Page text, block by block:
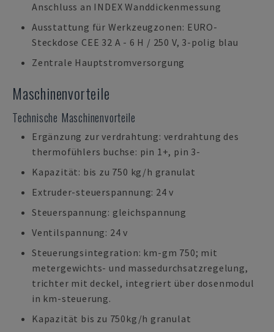
Anschluss an INDEX Wanddickenmessung
Ausstattung für Werkzeugzonen: EURO-
Steckdose CEE 32 A - 6 H / 250 V, 3-polig blau
Zentrale Hauptstromversorgung
Maschinenvorteile
Technische Maschinenvorteile
Ergänzung zur verdrahtung: verdrahtung des
thermofühlers buchse: pin 1+, pin 3-
Kapazität: bis zu 750 kg/h granulat
Extruder-steuerspannung: 24 v
Steuerspannung: gleichspannung
Ventilspannung: 24 v
Steuerungsintegration: km-gm 750; mit
metergewichts- und massedurchsatzregelung,
trichter mit deckel, integriert über dosenmodul
in km-steuerung.
Kapazität bis zu 750kg/h granulat